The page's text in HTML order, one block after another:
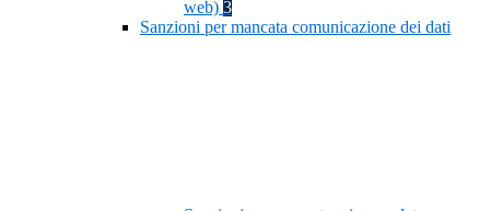
web) 3
Sanzioni per mancata comunicazione dei dati